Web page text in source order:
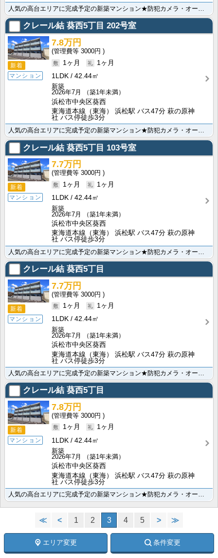
クレール結 葵西5丁目 202号室
新着
マンション
7.8万円
3000円
1ヶ月
1ヶ月
1LDK
42.44㎡
新築
2026年7月
（築1年未満）
浜松市中央区葵西
東海道本線（東海） 浜松駅 バス47分 萩の原神
社 バス停徒歩3分
クレール結 葵西5丁目 103号室
新着
マンション
7.7万円
3000円
1ヶ月
1ヶ月
1LDK
42.44㎡
新築
2026年7月
（築1年未満）
浜松市中央区葵西
東海道本線（東海） 浜松駅 バス47分 萩の原神
社 バス停徒歩3分
クレール結 葵西5丁目
新着
マンション
7.7万円
3000円
1ヶ月
1ヶ月
1LDK
42.44㎡
新築
2026年7月
（築1年未満）
浜松市中央区葵西
東海道本線（東海） 浜松駅 バス47分 萩の原神
社 バス停徒歩3分
人気の高台エリアに完成予定の新築マンション★防犯カメラ・オートロック付きでセキュリティーは安心です！･･･
クレール結 葵西5丁目
新着
マンション
7.8万円
3000円
1ヶ月
1ヶ月
1LDK
42.44㎡
新築
2026年7月
（築1年未満）
浜松市中央区葵西
東海道本線（東海） 浜松駅 バス47分 萩の原神
社 バス停徒歩3分
人気の高台エリアに完成予定の新築マンション★防犯カメラ・オートロック付きでセキュリティーは安心です！･･･
≪ < 1 2 3 4 5 > ≫
エリア変更 条件変更